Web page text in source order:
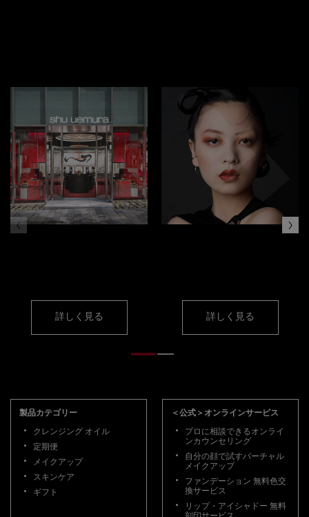
詳しく見る 詳しく見る
製品カテゴリー
クレンジング オイル
定期便
メイクアップ
スキンケア
ギフト
＜公式＞オンラインサービス
プロに相談できるオンライ
ンカウンセリング
自分の顔で試すバーチャル
メイクアップ
ファンデーション 無料色交
換サービス
リップ・アイシャドー 無料